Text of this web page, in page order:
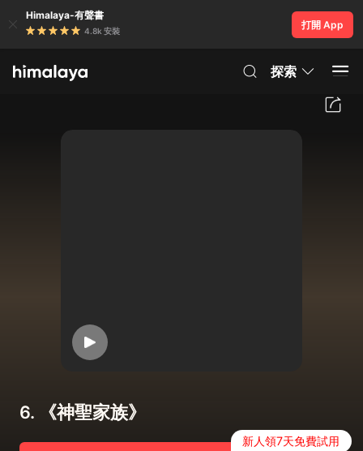
Himalaya-有聲書
4.8k 安裝
打開 App
探索
6. 《神聖家族》
新人領7天免費試用